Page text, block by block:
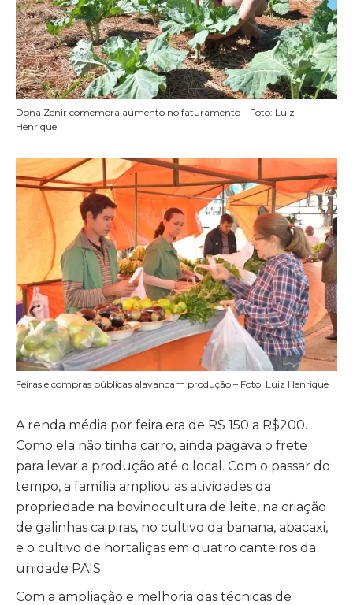
Dona Zenir comemora aumento no faturamento – Foto: Luiz
Henrique
Feiras e compras públicas alavancam produção – Foto: Luiz Henrique
A renda média por feira era de R$ 150 a R$200.
Como ela não tinha carro, ainda pagava o frete
para levar a produção até o local. Com o passar do
tempo, a família ampliou as atividades da
propriedade na bovinocultura de leite, na criação
de galinhas caipiras, no cultivo da banana, abacaxi,
e o cultivo de hortaliças em quatro canteiros da
unidade PAIS.
Com a ampliação e melhoria das técnicas de